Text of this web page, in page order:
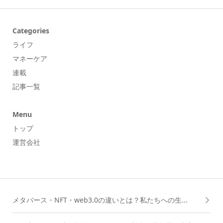
Categories
ライフ
マネーケア
連載
記事一覧
Menu
トップ
運営会社
メタバース・NFT・web3.0の違いとは？私たちへの生...